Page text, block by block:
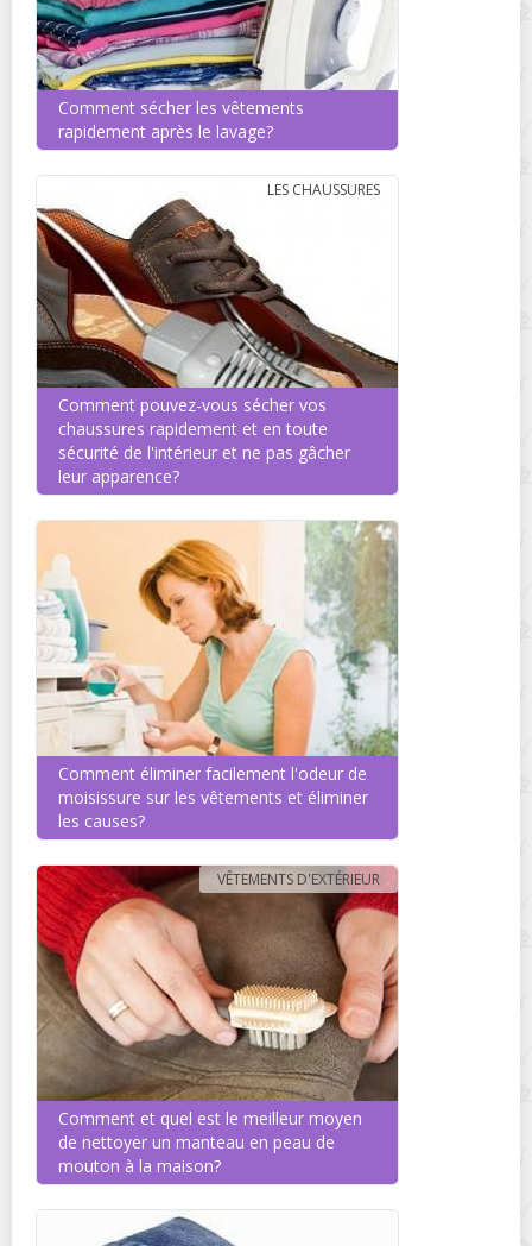
Comment sécher les vêtements
rapidement après le lavage?
Comment pouvez-vous sécher vos
chaussures rapidement et en toute
sécurité de l'intérieur et ne pas gâcher
leur apparence?
LES CHAUSSURES
Comment éliminer facilement l'odeur de
moisissure sur les vêtements et éliminer
les causes?
Comment et quel est le meilleur moyen
de nettoyer un manteau en peau de
mouton à la maison?
VÊTEMENTS D'EXTÉRIEUR